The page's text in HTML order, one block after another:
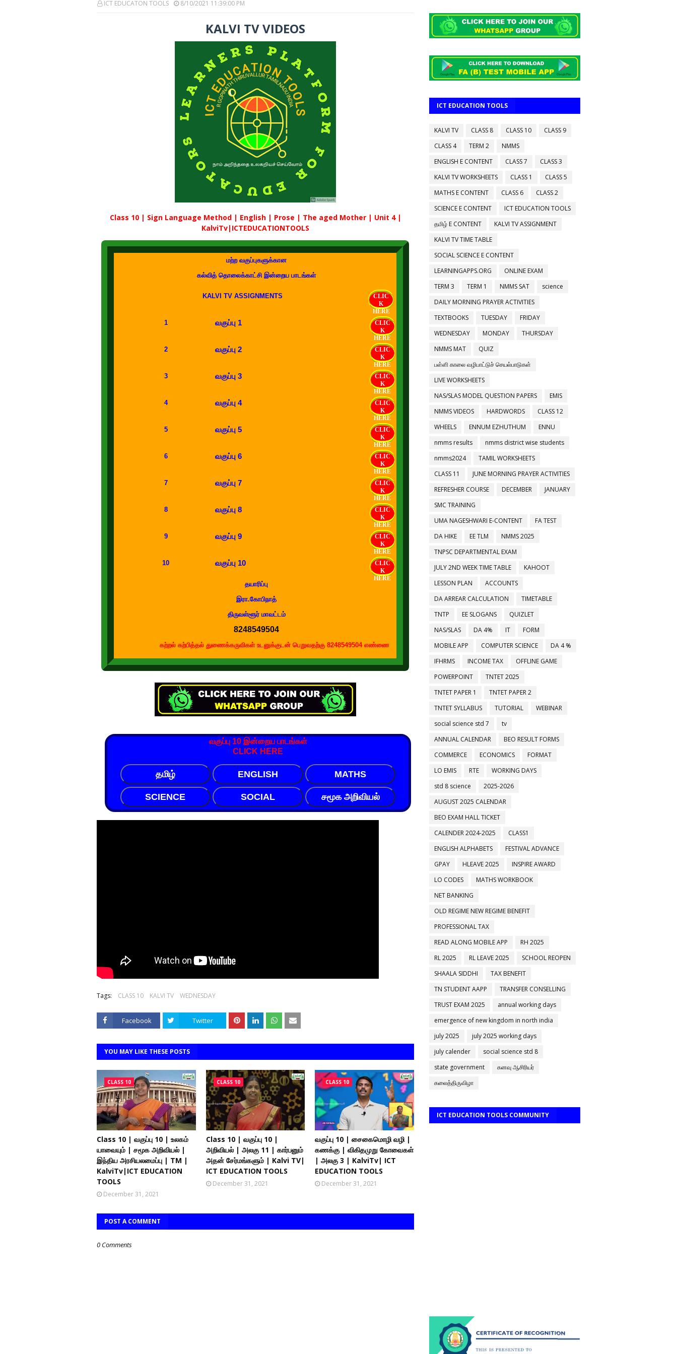
ICT EDUCATON TOOLS 8/10/2021 11:39:00 PM
KALVI TV VIDEOS
Class 10 | Sign Language Method | English | Prose | The aged Mother | Unit 4 |
KalviTv|ICTEDUCATIONTOOLS
மற்ற வகுப்புகளுக்கான
கல்வித் தொலைக்காட்சி இன்றைய பாடங்கள்
KALVI TV ASSIGNMENTS
CLIC
K
HERE
1 வகுப்பு 1
CLIC
K
HERE
2 வகுப்பு 2
CLIC
K
HERE
3 வகுப்பு 3
CLIC
K
HERE
4 வகுப்பு 4
CLIC
K
HERE
5 வகுப்பு 5
CLIC
K
HERE
6 வகுப்பு 6
CLIC
K
HERE
7 வகுப்பு 7
CLIC
K
HERE
8 வகுப்பு 8
CLIC
K
HERE
9 வகுப்பு 9
CLIC
K
HERE
10 வகுப்பு 10
CLIC
K
HERE
தயாரிப்பு
இரா.கோபிநாத்
திருவள்ளூர் மாவட்டம்
8248549504
கற்றல் கற்பித்தல் துணைக்கருவிகள் உடனுக்குடன் பெறுவதற்கு 8248549504 எண்ணை உங்கள் வாட்ஸப் குழுக்களில் இணைக்கவும்
வகுப்பு 10 இன்றைய பாடங்கள்
CLICK HERE
தமிழ் ENGLISH MATHS
SCIENCE SOCIAL சமூக அறிவியல்
Tags: CLASS 10 KALVI TV WEDNESDAY
Facebook Twitter
YOU MAY LIKE THESE POSTS
CLASS 10
Class 10 | வகுப்பு 10 | உலகம்
யாவையும் | சமூக அறிவியல் |
இந்திய அரசியலமைப்பு | TM |
KalviTv|ICT EDUCATION
TOOLS
December 31, 2021
CLASS 10
Class 10 | வகுப்பு 10 |
அறிவியல் | அலகு 11 | கார்பனும்
அதன் சேர்மங்களும் | Kalvi TV|
ICT EDUCATION TOOLS
December 31, 2021
CLASS 10
வகுப்பு 10 | சைகைமொழி வழி |
கணக்கு | விகிதமுறு கோவைகள்
| அலகு 3 | KalviTv| ICT
EDUCATION TOOLS
December 31, 2021
POST A COMMENT
0 Comments
ICT EDUCATION TOOLS
KALVI TV CLASS 8 CLASS 10
CLASS 9
CLASS 4
TERM 2
NMMS
ENGLISH E CONTENT
CLASS 7
CLASS 3
KALVI TV WORKSHEETS
CLASS 1
CLASS 5
MATHS E CONTENT
CLASS 6
CLASS 2
SCIENCE E CONTENT
ICT EDUCATION TOOLS
தமிழ் E CONTENT
KALVI TV ASSIGNMENT
KALVI TV TIME TABLE
SOCIAL SCIENCE E CONTENT
LEARNINGAPPS.ORG
ONLINE EXAM
TERM 3
TERM 1 NMMS SAT
science
DAILY MORNING PRAYER ACTIVITIES
TEXTBOOKS
TUESDAY
FRIDAY
WEDNESDAY
MONDAY
THURSDAY
NMMS MAT
QUIZ
பள்ளி காலை வழிபாட்டுச் செயல்பாடுகள்
LIVE WORKSHEETS
NAS/SLAS MODEL QUESTION PAPERS
EMIS
NMMS VIDEOS
HARDWORDS
CLASS 12
WHEELS
ENNUM EZHUTHUM
ENNU
nmms results
nmms district wise students
nmms2024
TAMIL WORKSHEETS
CLASS 11
JUNE MORNING PRAYER ACTIVITIES
REFRESHER COURSE
DECEMBER
JANUARY
SMC TRAINING
UMA NAGESHWARI E-CONTENT
FA TEST
DA HIKE
EE TLM
NMMS 2025
TNPSC DEPARTMENTAL EXAM
JULY 2ND WEEK TIME TABLE
KAHOOT
LESSON PLAN
ACCOUNTS
DA ARREAR CALCULATION
TIMETABLE
TNTP
EE SLOGANS
QUIZLET
NAS/SLAS
DA 4% IT
FORM
MOBILE APP
COMPUTER SCIENCE
DA 4 %
IFHRMS
INCOME TAX
OFFLINE GAME
POWERPOINT
TNTET 2025
TNTET PAPER 1
TNTET PAPER 2
TNTET SYLLABUS
TUTORIAL
WEBINAR
social science std 7
tv
ANNUAL CALENDAR
BEO RESULT FORMS
COMMERCE
ECONOMICS
FORMAT
LO EMIS
RTE
WORKING DAYS
std 8 science
2025-2026
AUGUST 2025 CALENDAR
BEO EXAM HALL TICKET
CALENDER 2024-2025
CLASS1
ENGLISH ALPHABETS
FESTIVAL ADVANCE
GPAY
HLEAVE 2025
INSPIRE AWARD
LO CODES
MATHS WORKBOOK
NET BANKING
OLD REGIME NEW REGIME BENEFIT
PROFESSIONAL TAX
READ ALONG MOBILE APP
RH 2025
RL 2025
RL LEAVE 2025
SCHOOL REOPEN
SHAALA SIDDHI
TAX BENEFIT
TN STUDENT AAPP
TRANSFER CONSELLING
TRUST EXAM 2025
annual working days
emergence of new kingdom in north india
july 2025
july 2025 working days
july calender
social science std 8
state government
கனவு ஆசிரியர்
கலைத்திருவிழா
ICT EDUCATION TOOLS COMMUNITY